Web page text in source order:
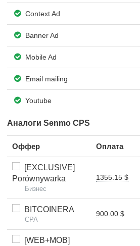
Context Ad
Banner Ad
Mobile Ad
Email mailing
Youtube
Аналоги Senmo CPS
Оффер Оплата
[EXCLUSIVE]
Porównywarka
Бизнес
1355.15 $
BITCOINERA
CPA
900.00 $
[WEB+MOB]